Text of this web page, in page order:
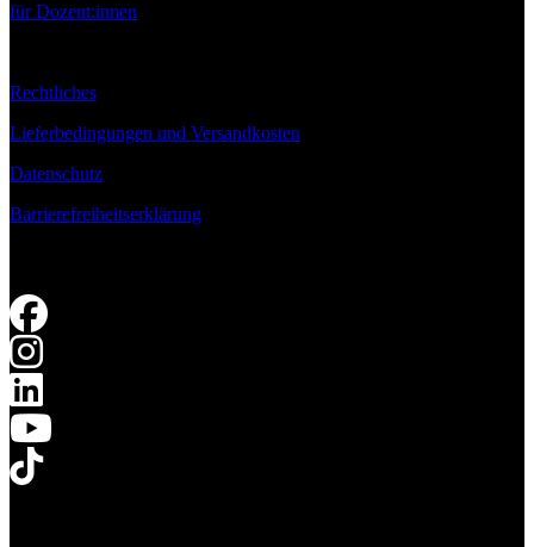
für Dozent:innen
Rechtliches
Lieferbedingungen und Versandkosten
Datenschutz
Barrierefreiheitserklärung